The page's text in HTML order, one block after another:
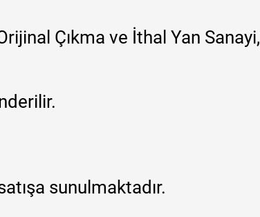
Çıkma ve İthal Yan Sanayi,
sunulmaktadır.